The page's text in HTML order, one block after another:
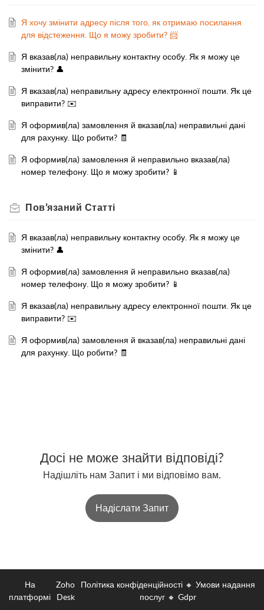
Я хочу змінити адресу після того, як отримаю посилання
для відстеження. Що я можу зробити? 📨
Я вказав(ла) неправильну контактну особу. Як я можу це
змінити? 👤
Я вказав(ла) неправильну адресу електронної пошти. Як це
виправити? ✉️
Я оформив(ла) замовлення й вказав(ла) неправильні дані
для рахунку. Що робити? 🧾
Я оформив(ла) замовлення й неправильно вказав(ла)
номер телефону. Що я можу зробити? 📱
Пов’язаний Статті
Я вказав(ла) неправильну контактну особу. Як я можу це
змінити? 👤
Я оформив(ла) замовлення й неправильно вказав(ла)
номер телефону. Що я можу зробити? 📱
Я вказав(ла) неправильну адресу електронної пошти. Як це
виправити? ✉️
Я оформив(ла) замовлення й вказав(ла) неправильні дані
для рахунку. Що робити? 🧾
Досі не може знайти відповіді?
Надішліть нам Запит і ми відповімо вам.
Надіслати Запит
На
платформі
Zoho
Desk
Політика конфіденційності 🔸 Умови надання
послуг 🔸 Gdpr